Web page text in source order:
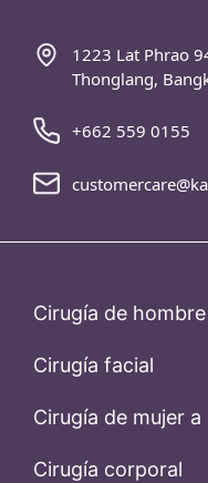
1223 Lat Phrao
Thonglang,
+662 559 0155
Cirugía de
Cirugía facial
Cirugía de mujer
Cirugía corporal